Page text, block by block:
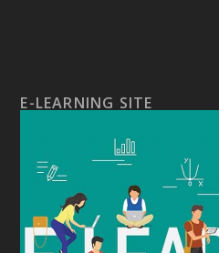
E-LEARNING SITE